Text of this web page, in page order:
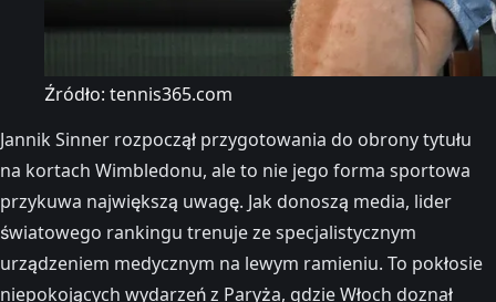
Źródło: tennis365.com
Jannik Sinner rozpoczął przygotowania do obrony tytułu
na kortach Wimbledonu, ale to nie jego forma sportowa
przykuwa największą uwagę. Jak donoszą media, lider
światowego rankingu trenuje ze specjalistycznym
urządzeniem medycznym na lewym ramieniu. To pokłosie
niepokojących wydarzeń z Paryża, gdzie Włoch doznał